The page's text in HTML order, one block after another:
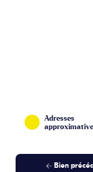
Adresses
Bien